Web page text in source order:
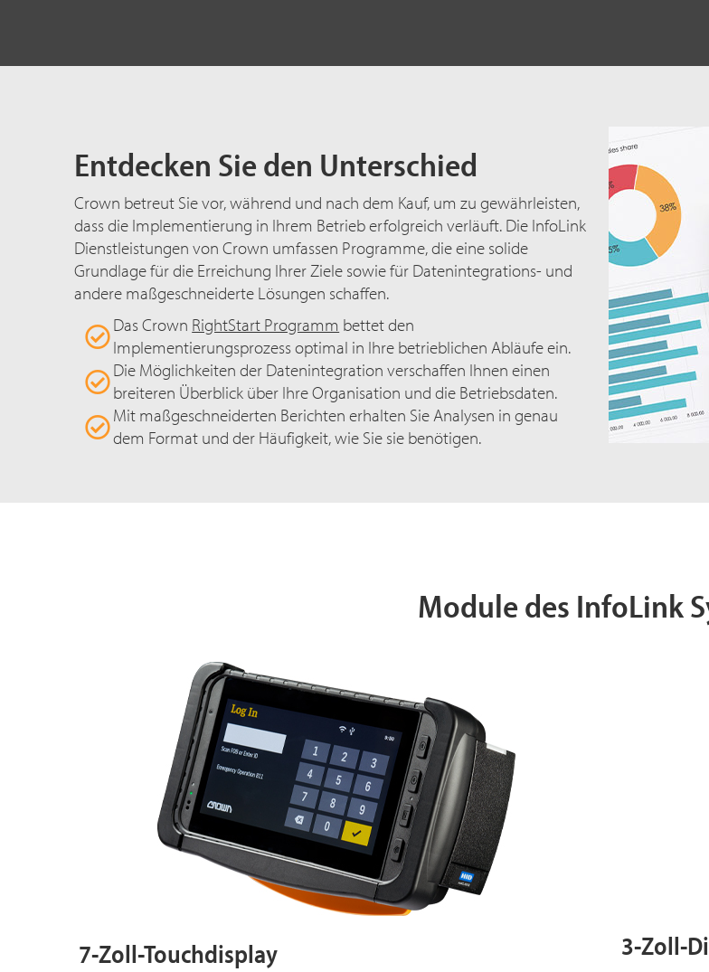
Entdecken Sie den Unterschied
Crown betreut Sie vor, während und nach dem Kauf, um zu gewährleisten,
dass die Implementierung in Ihrem Betrieb erfolgreich verläuft. Die InfoLink
Dienstleistungen von Crown umfassen Programme, die eine solide
Grundlage für die Erreichung Ihrer Ziele sowie für Datenintegrations- und
andere maßgeschneiderte Lösungen schaffen.
Das Crown RightStart Programm bettet den
Implementierungsprozess optimal in Ihre betrieblichen Abläufe ein.
Die Möglichkeiten der Datenintegration verschaffen Ihnen einen
breiteren Überblick über Ihre Organisation und die Betriebsdaten.
Mit maßgeschneiderten Berichten erhalten Sie Analysen in genau
dem Format und der Häufigkeit, wie Sie sie benötigen.
Module des InfoLink
7-Zoll-Touchdisplay 3-Zoll-